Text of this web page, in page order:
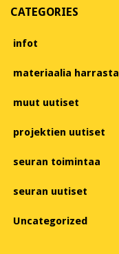
CATEGORIES
infot
materiaalia
muut uutiset
projektien uutiset
seuran toimintaa
seuran uutiset
Uncategorized